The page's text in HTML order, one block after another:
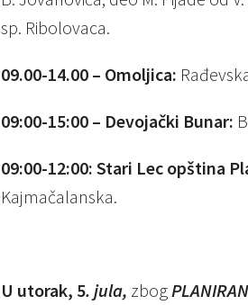
sp. Ribolovaca.
09.00-14.00 – Omoljica:
09:00-15:00 – Devojački Bunar:
09:00-12:00: Stari Lec opština
Kajmačalanska.
U utorak, 5. jula, zbog